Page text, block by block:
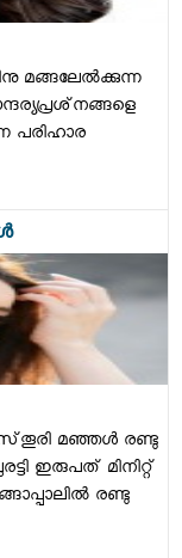
മങ്ങലേല്‍ക്കുന്ന
പരിഹാര
മഞ്ഞള്‍ രണ്ടു
ഇരുപത്‌ മിനിറ്റ്‌
രണ്ടു